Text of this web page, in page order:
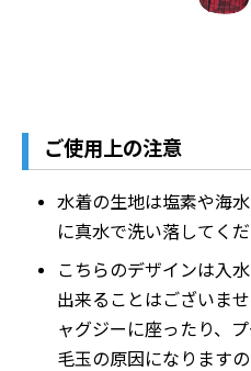
ご使用上の注意
水着の生地は塩素や海
に真水で洗い落してくだ
こちらのデザインは入
出来ることはございま
ャグジーに座ったり、
毛玉の原因になります